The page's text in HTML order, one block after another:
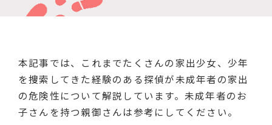
本記事では、これまでたくさんの家出少女、少年
を捜索してきた経験のある探偵が未成年者の家出
の危険性について解説しています。未成年者のお
子さんを持つ親御さんは参考にしてください。